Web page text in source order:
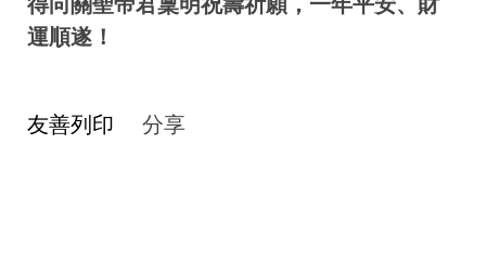
運順遂！
友善列印 分享